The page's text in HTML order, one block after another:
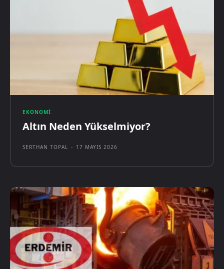
EKONOMI
Altın Neden Yükselmiyor?
SERTHAN TOPAL - 17 MAYIS 2026